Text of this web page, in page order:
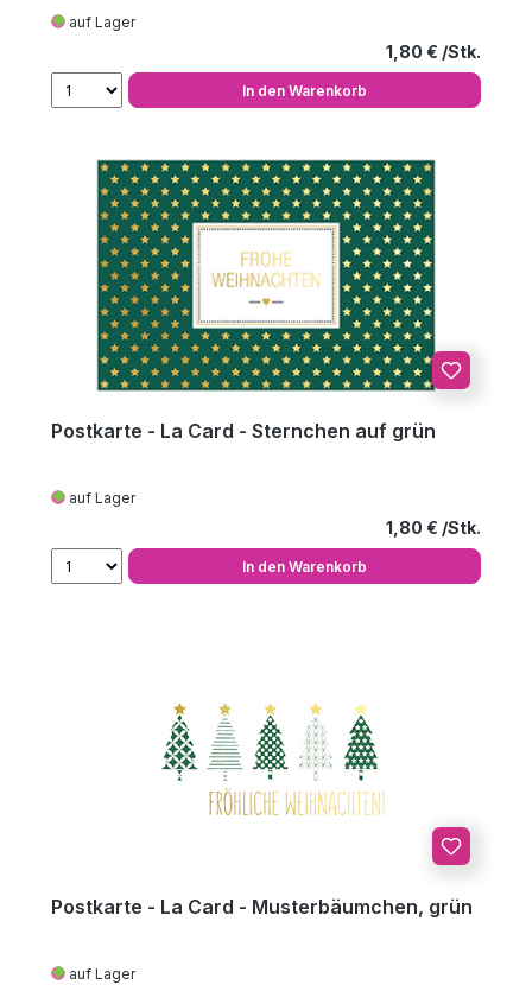
auf Lager
Regulärer
1,80 €
In den Warenkorb
Postkarte - La Card - Sternchen auf grün
auf Lager
Regulärer
1,80 €
In den Warenkorb
Postkarte - La Card - Musterbäumchen, grün
auf Lager